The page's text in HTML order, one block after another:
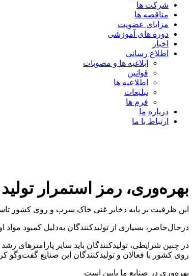
شرکت ها
مناقصه ها
مزایای عضویت
دوره های آموزشی
اخبار
اطلاع رسانی
ابلاغیه ها و مصوبات
قوانین
اطلاعیه ها
تبلیغات
فرم ها
درباره ما
ارتباط با ما
بهره‌وری، رمز استمرار تولید
این ظرفیت بر پایه ذخایر غنی خاک سرب و روی کشور
درحال‌حاضر، بسیاری از تولیدکنندگان به‌دلیل کمبود
در چنین شرایطی، تولیدکنندگان باید سایر
روی کشور با فعالان و تولیدکنندگان این صنایع گفت‌وگو
بهره‌وری در صنایع ما پایین است